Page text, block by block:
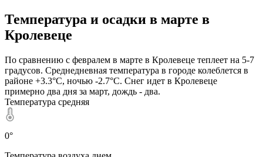
Температура и осадки в марте в
Кролевеце
По сравнению с февралем в марте в Кролевеце теплеет на 5-7
градусов. Среднедневная температура в городе колеблется в
районе +3.3°C, ночью -2.7°C. Снег идет в Кролевеце
примерно два дня за март, дождь - два.
Температура средняя
0°